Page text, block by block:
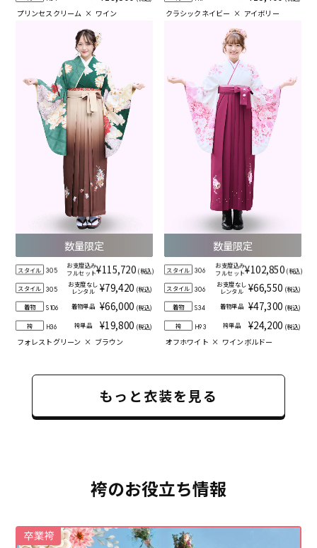
プリンセスクリーム × ワイン クラシックネイビー × アイボリー
数量限定
スタイル 305
お支度込み
フルセット¥115,720 (税込)
スタイル 305
お支度なし
レンタル
¥79,420 (税込)
着物 S106 着物単品 ¥66,000 (税込)
袴 H36 袴単品 ¥19,800 (税込)
フォレストグリーン × ブラウン
数量限定
スタイル 306
お支度込み
フルセット¥102,850 (税込)
スタイル 306
お支度なし
レンタル ¥66,550 (税込)
着物 S34 着物単品 ¥47,300 (税込)
袴 H93 袴単品 ¥24,200 (税込)
オフホワイト × ワインボルドー
もっと衣装を見る
袴のお役立ち情報
卒業袴